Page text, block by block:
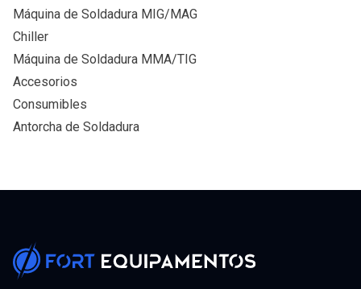
Máquina de Soldadura MIG/MAG
Chiller
Máquina de Soldadura MMA/TIG
Accesorios
Consumibles
Antorcha de Soldadura